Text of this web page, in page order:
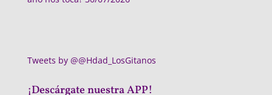
Tweets by @@Hdad_LosGitanos
¡Descárgate nuestra APP!